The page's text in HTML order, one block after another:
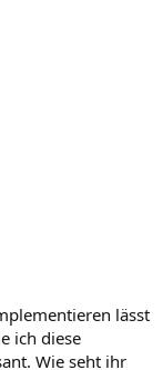
lässt
ich diese
Wie seht ihr